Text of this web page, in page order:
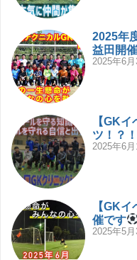
2025年
益田開催
2025年6月
【GK
ツ！？
2025年6月
【GK
催です
2025年5月